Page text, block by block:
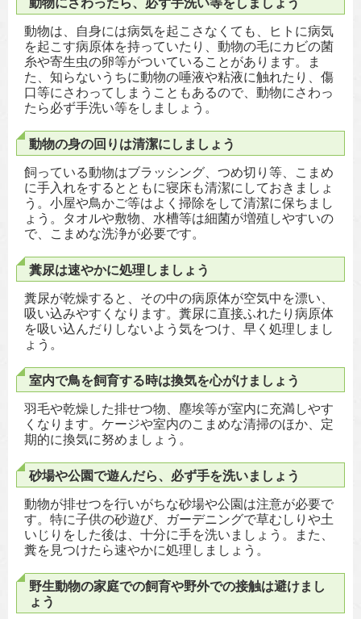
動物は、自身には病気を起こさなくても、ヒトに病気
を起こす病原体を持っていたり、動物の毛にカビの菌
糸や寄生虫の卵等がついていることがあります。ま
た、知らないうちに動物の唾液や粘液に触れたり、傷
口等にさわってしまうこともあるので、動物にさわっ
たら必ず手洗い等をしましょう。
動物の身の回りは清潔にしましょう
飼っている動物はブラッシング、つめ切り等、こまめ
に手入れをするとともに寝床も清潔にしておきましょ
う。小屋や鳥かご等はよく掃除をして清潔に保ちまし
ょう。タオルや敷物、水槽等は細菌が増殖しやすいの
で、こまめな洗浄が必要です。
糞尿は速やかに処理しましょう
糞尿が乾燥すると、その中の病原体が空気中を漂い、
吸い込みやすくなります。糞尿に直接ふれたり病原体
を吸い込んだりしないよう気をつけ、早く処理しまし
ょう。
室内で鳥を飼育する時は換気を心がけましょう
羽毛や乾燥した排せつ物、塵埃等が室内に充満しやす
くなります。ケージや室内のこまめな清掃のほか、定
期的に換気に努めましょう。
砂場や公園で遊んだら、必ず手を洗いましょう
動物が排せつを行いがちな砂場や公園は注意が必要で
す。特に子供の砂遊び、ガーデニングで草むしりや土
いじりをした後は、十分に手を洗いましょう。また、
糞を見つけたら速やかに処理しましょう。
野生動物の家庭での飼育や野外での接触は避けまし
ょう